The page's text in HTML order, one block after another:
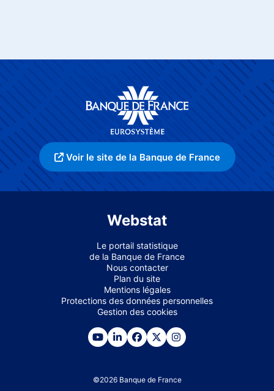
Voir le site de la Banque de France
Webstat
Le portail statistique
de la Banque de France
Nous contacter
Plan du site
Mentions légales
Protections des données personnelles
Gestion des cookies
©2026 Banque de France